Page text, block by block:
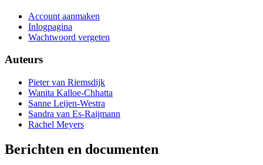
Account aanmaken
Inlogpagina
Wachtwoord vergeten
Auteurs
Pieter van Riemsdijk
Wanita Kalloe-Chhatta
Sanne Leijen-Westra
Sandra van Es-Raijmann
Rachel Meyers
Berichten en documenten